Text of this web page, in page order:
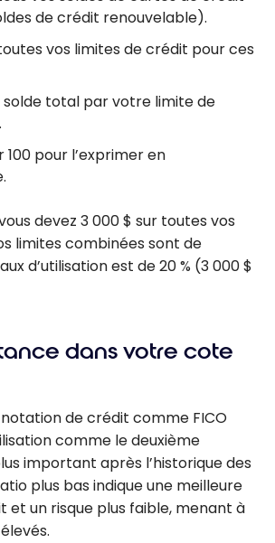
de crédit renouvelable).
vos limites de crédit pour ces
solde total par votre limite de
100 pour l’exprimer en
devez 3 000 $ sur toutes vos
limites combinées sont de
d’utilisation est de 20 % (3 000 $
dans votre cote
de crédit comme FICO
comme le deuxième
important après l’historique des
plus bas indique une meilleure
et un risque plus faible, menant à